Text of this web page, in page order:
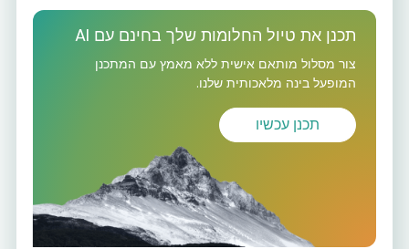
תכנן את טיול החלומות שלך בחינם עם AI
צור מסלול מותאם אישית ללא מאמץ עם המתכנן
המופעל בינה מלאכותית שלנו.
תכנן עכשיו